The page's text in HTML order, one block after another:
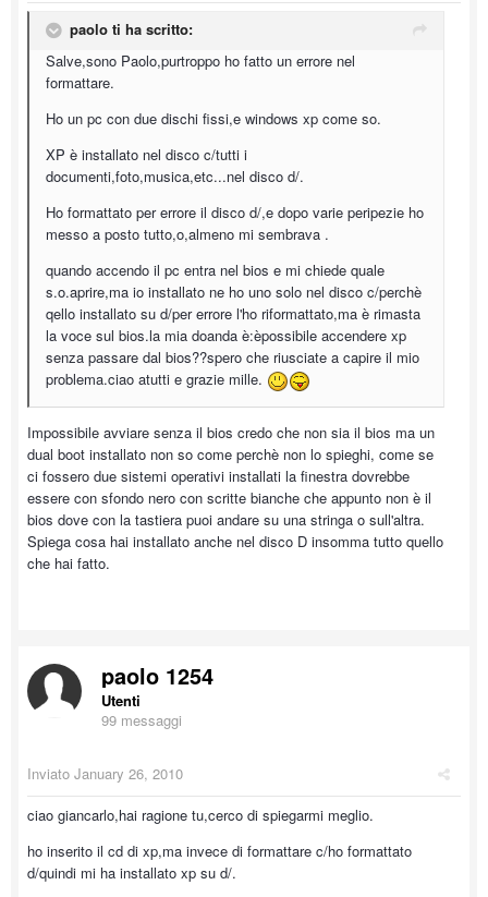
paolo ti ha scritto:
Salve,sono Paolo,purtroppo ho fatto un errore nel
formattare.
Ho un pc con due dischi fissi,e windows xp come so.
XP è installato nel disco c/tutti i
documenti,foto,musica,etc...nel disco d/.
Ho formattato per errore il disco d/,e dopo varie peripezie ho
messo a posto tutto,o,almeno mi sembrava .
quando accendo il pc entra nel bios e mi chiede quale
s.o.aprire,ma io installato ne ho uno solo nel disco c/perchè
qello installato su d/per errore l'ho riformattato,ma è rimasta
la voce sul bios.la mia doanda è:èpossibile accendere xp
senza passare dal bios??spero che riusciate a capire il mio
problema.ciao atutti e grazie mille.
Impossibile avviare senza il bios credo che non sia il bios ma un
dual boot installato non so come perchè non lo spieghi, come se
ci fossero due sistemi operativi installati la finestra dovrebbe
essere con sfondo nero con scritte bianche che appunto non è il
bios dove con la tastiera puoi andare su una stringa o sull'altra.
Spiega cosa hai installato anche nel disco D insomma tutto quello
che hai fatto.
paolo 1254
Utenti
99 messaggi
Inviato January 26, 2010
ciao giancarlo,hai ragione tu,cerco di spiegarmi meglio.
ho inserito il cd di xp,ma invece di formattare c/ho formattato
d/quindi mi ha installato xp su d/.